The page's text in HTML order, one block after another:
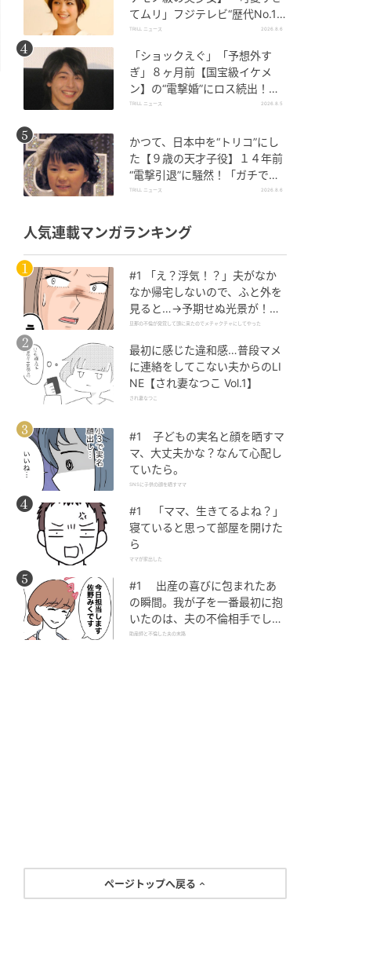
てムリ」フジテレビ“歴代No.1
作”で輝いた『美人女優』
TRILL ニュース 2026.8.6
「ショックえぐ」「予想外す
ぎ」８ヶ月前【国宝級イケメ
ン】の“電撃婚”にロス続出！興
収“９５億超え”シリーズで輝い
TRILL ニュース 2026.8.5
かつて、日本中を“トリコ”にし
た【９歳の天才子役】１４年前
“電撃引退”に騒然！「ガチで悲
しい」惜しまれる“逸材”
TRILL ニュース 2026.8.6
人気連載マンガランキング
#1 「え？浮気！？」夫がなか
なか帰宅しないので、ふと外を
見ると…→予期せぬ光景が！｜
旦那の不倫が発覚して頭に来た
旦那の不倫が発覚して頭に来たのでメチャクチャにしてやった
最初に感じた違和感…普段マメ
に連絡をしてこない夫からのLI
NE【され妻なつこ Vol.1】
され妻なつこ
#1 子どもの実名と顔を晒すマ
マ、大丈夫かな？なんて心配し
ていたら。
SNSに子供の顔を晒すママ
#1 「ママ、生きてるよね？」
寝ていると思って部屋を開けた
ら
ママが家出した
#1 出産の喜びに包まれたあ
の瞬間。我が子を一番最初に抱
いたのは、夫の不倫相手でし
た。
助産師と不倫した夫の末路
ページトップへ戻る